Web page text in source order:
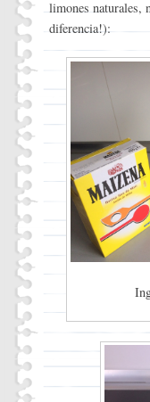
limones naturales,
diferencia!):